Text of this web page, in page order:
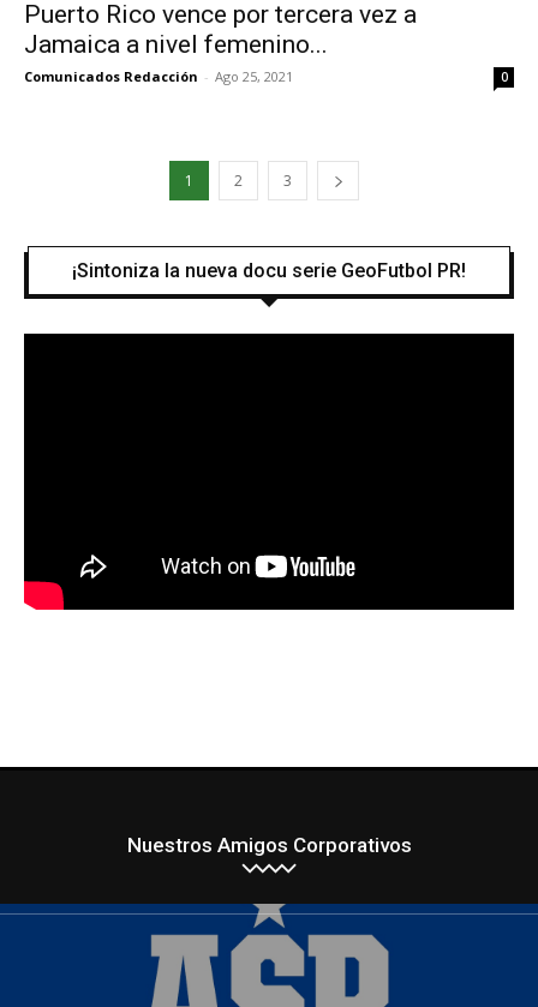
Puerto Rico vence por tercera vez a
Jamaica a nivel femenino...
Comunicados Redacción - Ago 25, 2021 0
1 2 3
¡Sintoniza la nueva docu serie GeoFutbol PR!
Nuestros Amigos Corporativos